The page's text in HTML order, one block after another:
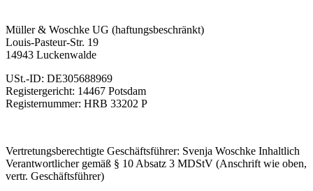
Müller & Woschke UG (haftungsbeschränkt)
Louis-Pasteur-Str. 19
14943 Luckenwalde
USt.-ID: DE305688969
Registergericht: 14467 Potsdam
Registernummer: HRB 33202 P
Vertretungsberechtigte Geschäftsführer: Svenja Woschke Inhaltlich
Verantwortlicher gemäß § 10 Absatz 3 MDStV (Anschrift wie oben,
vertr. Geschäftsführer)